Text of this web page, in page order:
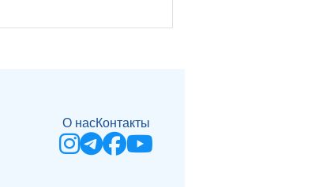
О насКонтакты